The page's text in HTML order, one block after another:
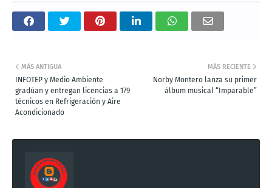
MÁS RECIENTE
Norby Montero lanza su primer
álbum musical “Imparable”
MÁS ANTIGUA
INFOTEP y Medio Ambiente
gradúan y entregan licencias a 179
técnicos en Refrigeración y Aire
Acondicionado